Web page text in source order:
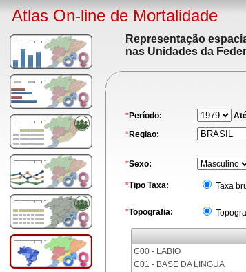
Atlas On-line de Mortalidade
Representação
nas Unidades da
*Período:
*Regiao:
*Sexo:
*Tipo Taxa: Taxa
*Topografia:
C00 - LABIO
C01 - BASE DA LINGUA